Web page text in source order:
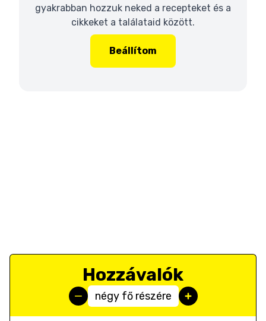
gyakrabban hozzuk neked a recepteket és a
cikkeket a találataid között.
Beállítom
Hozzávalók
négy fő részére